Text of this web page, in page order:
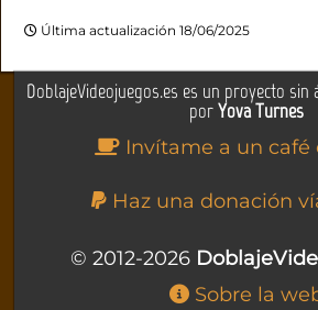
Última actualización 18/06/2025
DoblajeVideojuegos.es es un proyecto
porYova Turnes
Invítame a un café
Haz una donación
© 2012-2026
Sobre la